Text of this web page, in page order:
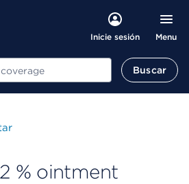
Inicie sesión Menu
Buscar
% ointment